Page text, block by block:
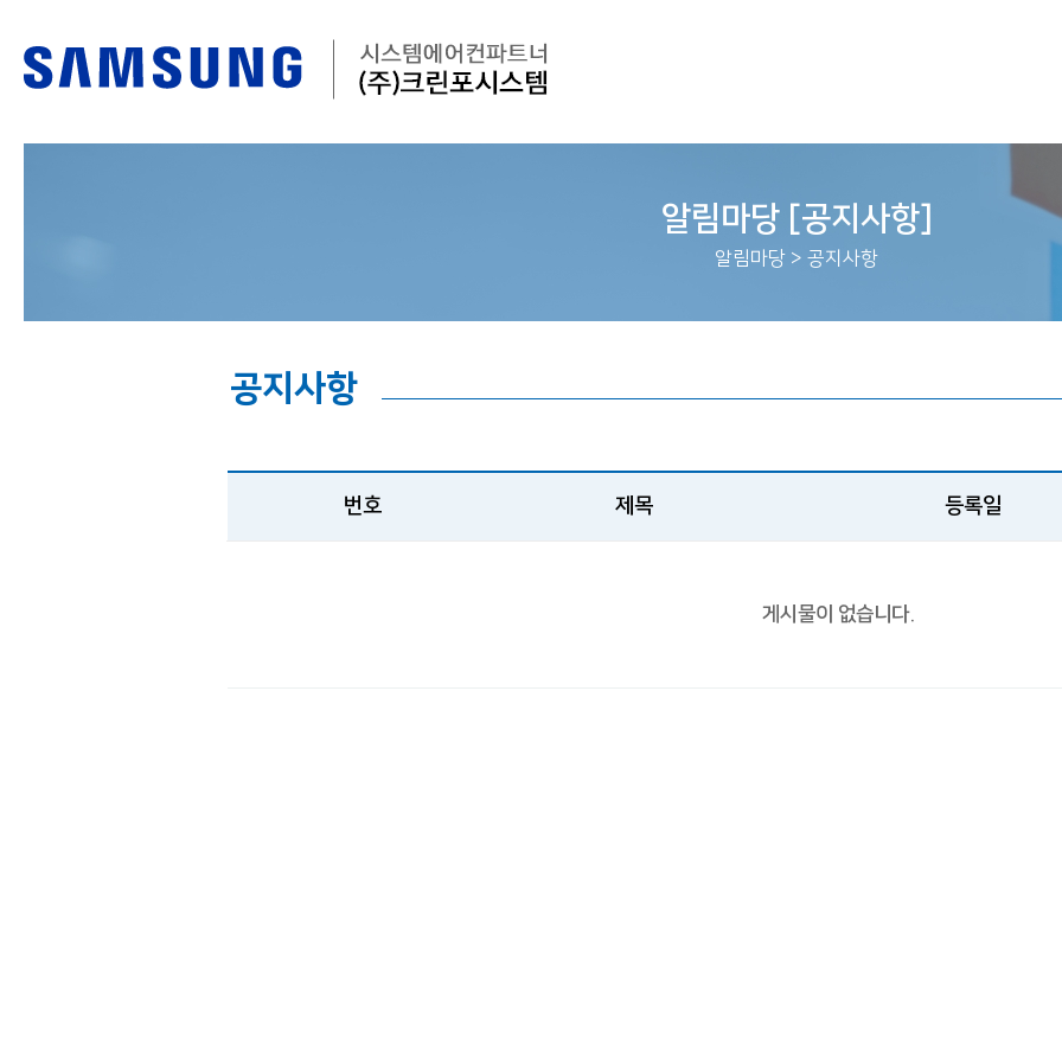
알림마당 [공지사항]
알림마당 > 공지사항
공지사항
번호 제목 등록일
게시물이 없습니다.